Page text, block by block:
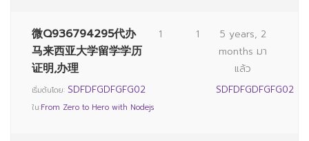
微Q936794295代办
马来西亚大学留学学历
证明,办理
เริ่มต้นโดย: SDFDFGDFGFG02
ใน:From Zero to Hero with Nodejs
1 1
5 years, 2
months มา
แล้ว
SDFDFGDFGFG02